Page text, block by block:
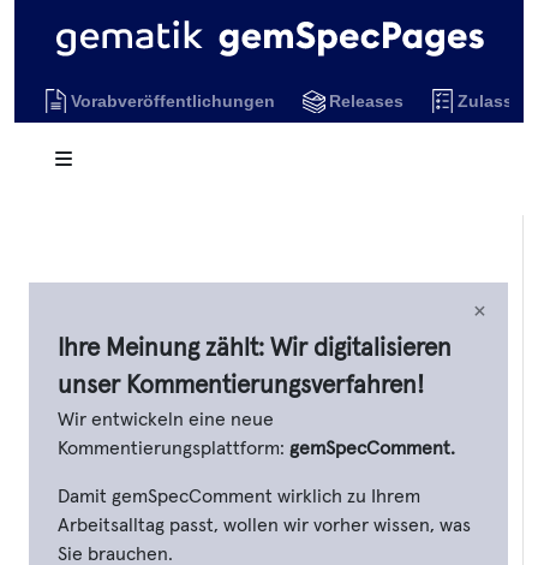
Vorabveröffentlichungen Releases
×
Ihre Meinung zählt: Wir digitalisieren
unser Kommentierungsverfahren!
Wir entwickeln eine neue
Kommentierungsplattform: gemSpecComment.
Damit gemSpecComment wirklich zu Ihrem
Arbeitsalltag passt, wollen wir vorher wissen, was
Sie brauchen.